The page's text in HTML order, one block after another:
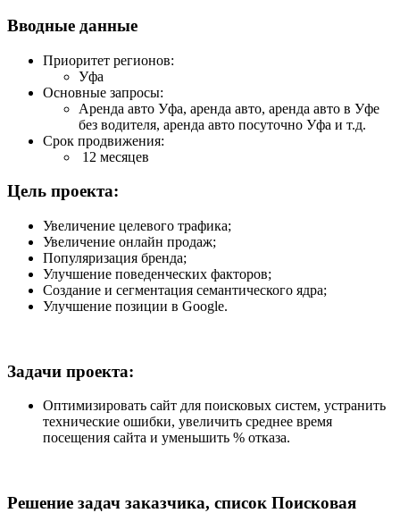
Вводные данные
Приоритет регионов:
Уфа
Основные запросы:
Аренда авто Уфа, аренда авто, аренда авто в Уфе
без водителя, аренда авто посуточно Уфа и т.д.
Срок продвижения:
12 месяцев
Цель проекта:
Увеличение целевого трафика;
Увеличение онлайн продаж;
Популяризация бренда;
Улучшение поведенческих факторов;
Создание и сегментация семантического ядра;
Улучшение позиции в Google.
Задачи проекта:
Оптимизировать сайт для поисковых систем, устранить
технические ошибки, увеличить среднее время
посещения сайта и уменьшить % отказа.
Решение задач заказчика, список Поисковая